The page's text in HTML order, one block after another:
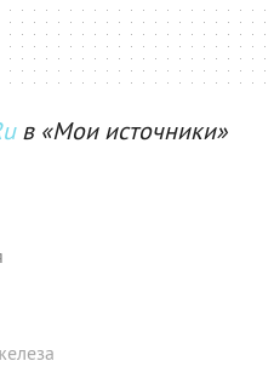
в «Мои источники»